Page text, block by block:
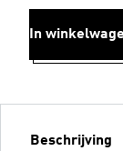
In
Beschrijving